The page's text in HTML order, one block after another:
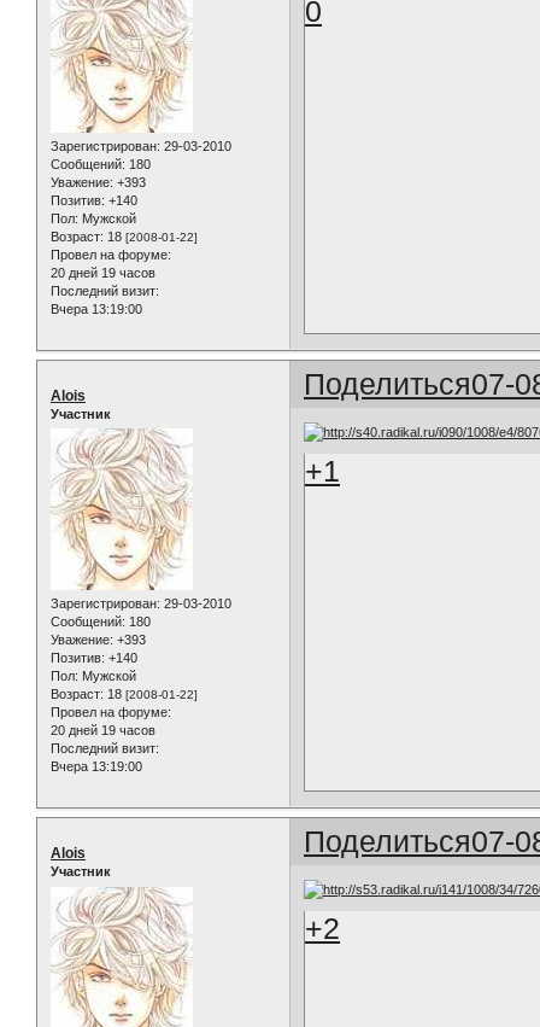
Зарегистрирован: 29-03-2010
Сообщений: 180
Уважение: +393
Позитив: +140
Пол: Мужской
Возраст: 18 [2008-01-22]
Провел на форуме:
20 дней 19 часов
Последний визит:
Вчера 13:19:00
0
Поделиться07-
Alois
Участник
Зарегистрирован: 29-03-2010
Сообщений: 180
Уважение: +393
Позитив: +140
Пол: Мужской
Возраст: 18 [2008-01-22]
Провел на форуме:
20 дней 19 часов
Последний визит:
Вчера 13:19:00
+1
Поделиться07-
Alois
Участник
+2